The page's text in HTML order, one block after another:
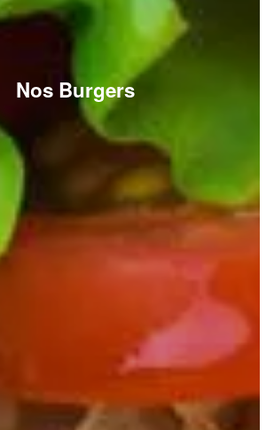
Nos Burgers